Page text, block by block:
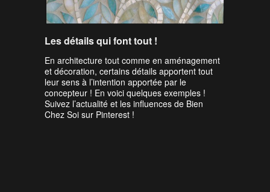
Les détails qui font tout !
En architecture tout comme en aménagement
et décoration, certains détails apportent tout
leur sens à l’intention apportée par le
concepteur ! En voici quelques exemples !
Suivez l’actualité et les influences de Bien
Chez Soi sur Pinterest !